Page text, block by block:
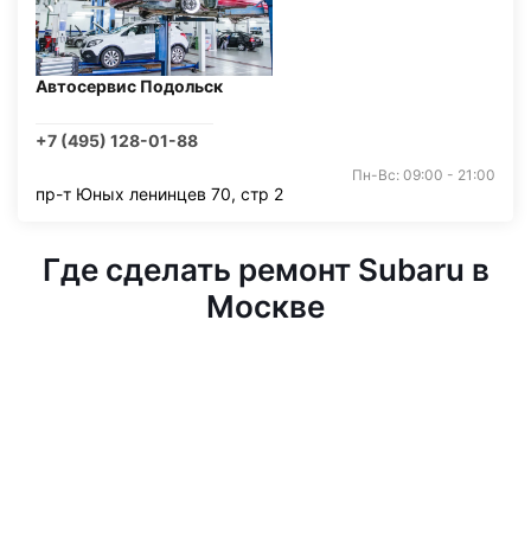
Автосервис Подольск
+7 (495) 128-01-88
Пн-Вс: 09:00 - 21:00
пр-т Юных ленинцев 70, стр 2
Где сделать ремонт Subaru в
Москве